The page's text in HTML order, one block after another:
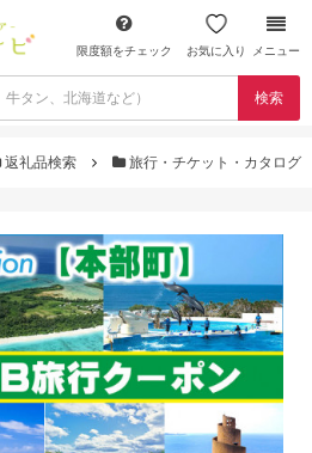
限度額をチェック お気に入り メニュー
検索
返礼品検索 旅行・チケット・カタログ